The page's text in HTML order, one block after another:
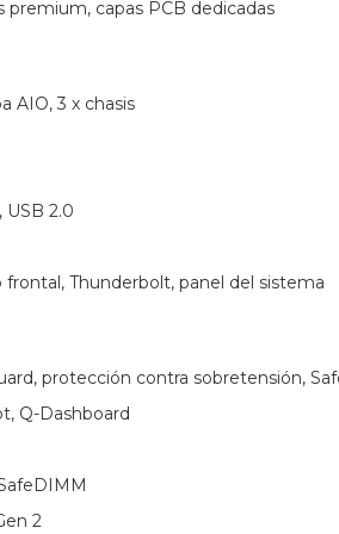
premium, capas PCB dedicadas
AIO, 3 x chasis
USB 2.0
frontal, Thunderbolt, panel del sistema
protección contra sobretensión,
Q-Dashboard
2